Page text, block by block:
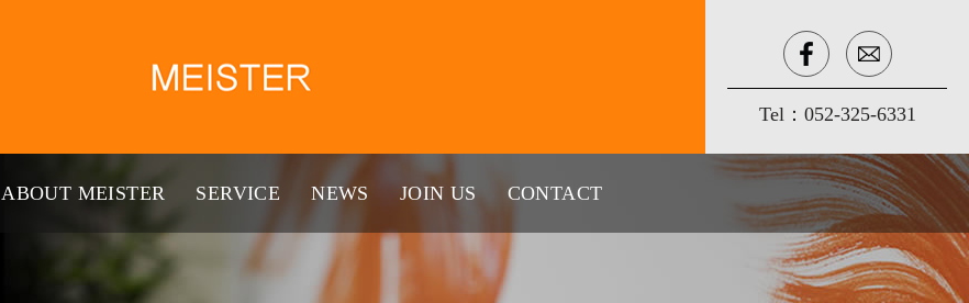
ABOUT MEISTER SERVICE NEWS JOIN US CONTACT
Tel： 052-325-6331